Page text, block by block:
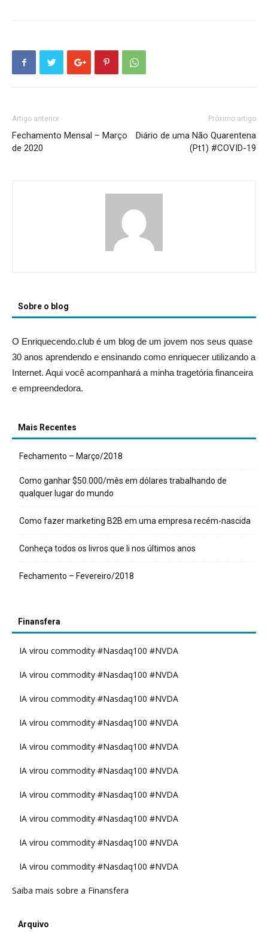
Artigo anterior
Fechamento Mensal – Março
de 2020
Próximo artigo
Diário de uma Não Quarentena
(Pt1) #COVID-19
Sobre o blog
O Enriquecendo.club é um blog de um jovem nos seus quase
30 anos aprendendo e ensinando como enriquecer utilizando a
Internet. Aqui você acompanhará a minha tragetória financeira
e empreendedora.
Mais Recentes
Fechamento – Março/2018
Como ganhar $50.000/mês em dólares trabalhando de
qualquer lugar do mundo
Como fazer marketing B2B em uma empresa recém-nascida
Conheça todos os livros que li nos últimos anos
Fechamento – Fevereiro/2018
Finansfera
IA virou commodity #Nasdaq100 #NVDA
IA virou commodity #Nasdaq100 #NVDA
IA virou commodity #Nasdaq100 #NVDA
IA virou commodity #Nasdaq100 #NVDA
IA virou commodity #Nasdaq100 #NVDA
IA virou commodity #Nasdaq100 #NVDA
IA virou commodity #Nasdaq100 #NVDA
IA virou commodity #Nasdaq100 #NVDA
IA virou commodity #Nasdaq100 #NVDA
IA virou commodity #Nasdaq100 #NVDA
Saiba mais sobre a Finansfera
Arquivo